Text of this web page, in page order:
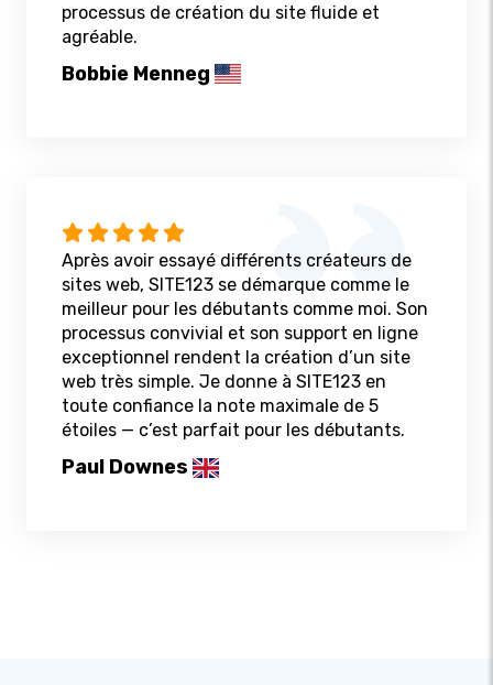
processus de création du site fluide et
agréable.
Bobbie Menneg
Après avoir essayé différents créateurs de
sites web, SITE123 se démarque comme le
meilleur pour les débutants comme moi. Son
processus convivial et son support en ligne
exceptionnel rendent la création d’un site
web très simple. Je donne à SITE123 en
toute confiance la note maximale de 5
étoiles — c’est parfait pour les débutants.
Paul Downes